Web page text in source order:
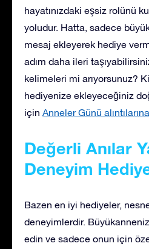
hayatınızdaki eşsiz rolünü
yoludur. Hatta, sadece
mesaj ekleyerek hediye
adım daha ileri
kelimeleri mi arıyorsunuz?
hediyenize ekleyeceğiniz
için Anneler Günü alıntılarına
Değerli Anılar
Deneyim
Bazen en iyi hediyeler,
deneyimlerdir.
edin ve sadece onun için